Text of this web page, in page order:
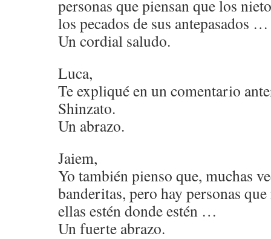
personas que piensan que los
los pecados de sus antepasados …
Un cordial saludo.
Luca,
Te expliqué en un comentario
Shinzato.
Un abrazo.
Jaiem,
Yo también pienso que, muchas
banderitas, pero hay personas
ellas estén donde estén …
Un fuerte abrazo.